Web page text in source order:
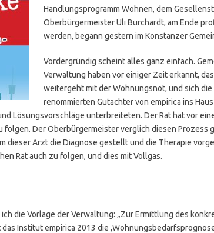
Handlungsprogramm Wohnen, dem
Oberbürgermeister Uli Burchardt, am Ende
werden, begann gestern im Konstanzer
Vordergründig scheint alles ganz einfach.
Verwaltung haben vor einiger Zeit erkannt,
weitergeht mit der Wohnungsnot, und sich die
renommierten Gutachter von empirica ins
Lösungsvorschläge unterbreiteten. Der Rat hat vor
folgen. Der Oberbürgermeister verglich diesen Prozess
dieser Arzt die Diagnose gestellt und die Therapie
Rat auch zu folgen, und dies mit Vollgas.
die Vorlage der Verwaltung: „Zur Ermittlung des
Institut empirica 2013 die